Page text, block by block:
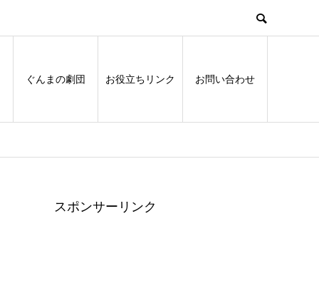
ぐんまの劇団 お役立ちリンク お問い合わせ
スポンサーリンク